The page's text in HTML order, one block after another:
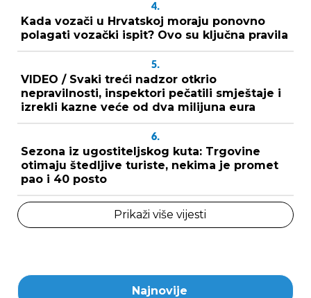
4.
Kada vozači u Hrvatskoj moraju ponovno
polagati vozački ispit? Ovo su ključna pravila
5.
VIDEO / Svaki treći nadzor otkrio
nepravilnosti, inspektori pečatili smještaje i
izrekli kazne veće od dva milijuna eura
6.
Sezona iz ugostiteljskog kuta: Trgovine
otimaju štedljive turiste, nekima je promet
pao i 40 posto
Prikaži više vijesti
Najnovije